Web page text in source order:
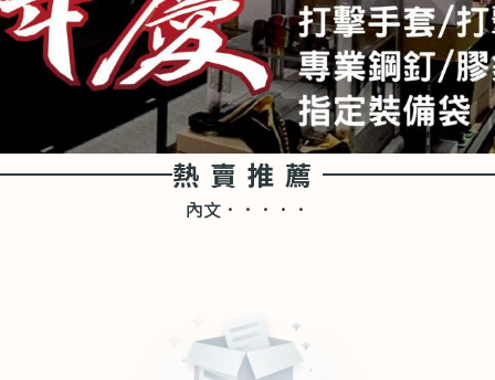
熱賣推薦
內文．．．．．